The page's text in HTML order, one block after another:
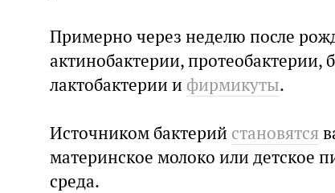
Примерно через неделю после
актинобактерии, протеобактерии,
лактобактерии и фирмикуты.
Источником бактерий становятся
материнское молоко или детское
среда.